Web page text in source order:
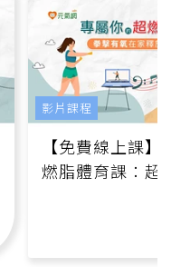
【免費線上課
燃脂體育課：超
影片課程